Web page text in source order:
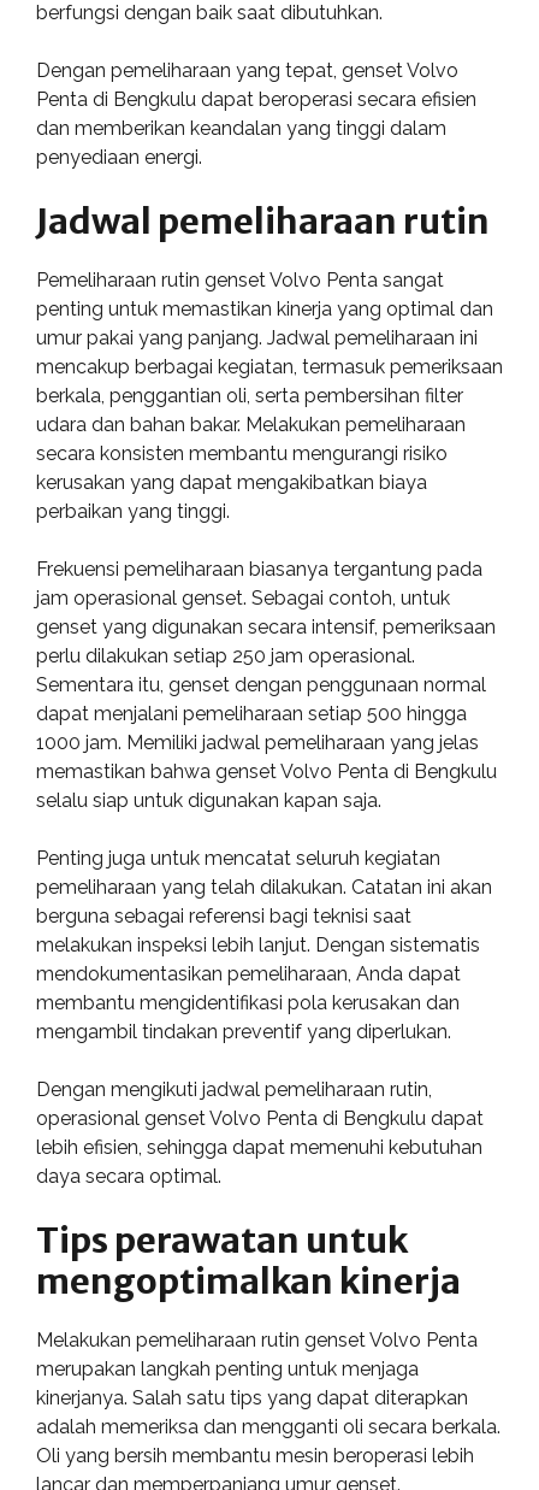
berfungsi dengan baik saat dibutuhkan.
Dengan pemeliharaan yang tepat, genset Volvo
Penta di Bengkulu dapat beroperasi secara efisien
dan memberikan keandalan yang tinggi dalam
penyediaan energi.
Jadwal pemeliharaan rutin
Pemeliharaan rutin genset Volvo Penta sangat
penting untuk memastikan kinerja yang optimal dan
umur pakai yang panjang. Jadwal pemeliharaan ini
mencakup berbagai kegiatan, termasuk pemeriksaan
berkala, penggantian oli, serta pembersihan filter
udara dan bahan bakar. Melakukan pemeliharaan
secara konsisten membantu mengurangi risiko
kerusakan yang dapat mengakibatkan biaya
perbaikan yang tinggi.
Frekuensi pemeliharaan biasanya tergantung pada
jam operasional genset. Sebagai contoh, untuk
genset yang digunakan secara intensif, pemeriksaan
perlu dilakukan setiap 250 jam operasional.
Sementara itu, genset dengan penggunaan normal
dapat menjalani pemeliharaan setiap 500 hingga
1000 jam. Memiliki jadwal pemeliharaan yang jelas
memastikan bahwa genset Volvo Penta di Bengkulu
selalu siap untuk digunakan kapan saja.
Penting juga untuk mencatat seluruh kegiatan
pemeliharaan yang telah dilakukan. Catatan ini akan
berguna sebagai referensi bagi teknisi saat
melakukan inspeksi lebih lanjut. Dengan sistematis
mendokumentasikan pemeliharaan, Anda dapat
membantu mengidentifikasi pola kerusakan dan
mengambil tindakan preventif yang diperlukan.
Dengan mengikuti jadwal pemeliharaan rutin,
operasional genset Volvo Penta di Bengkulu dapat
lebih efisien, sehingga dapat memenuhi kebutuhan
daya secara optimal.
Tips perawatan untuk
mengoptimalkan kinerja
Melakukan pemeliharaan rutin genset Volvo Penta
merupakan langkah penting untuk menjaga
kinerjanya. Salah satu tips yang dapat diterapkan
adalah memeriksa dan mengganti oli secara berkala.
Oli yang bersih membantu mesin beroperasi lebih
lancar dan memperpanjang umur genset.